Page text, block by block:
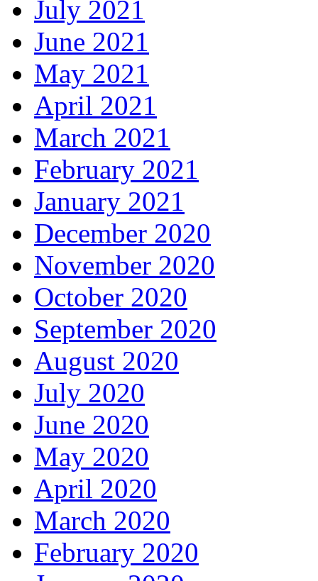
July 2021
June 2021
May 2021
April 2021
March 2021
February 2021
January 2021
December 2020
November 2020
October 2020
September 2020
August 2020
July 2020
June 2020
May 2020
April 2020
March 2020
February 2020